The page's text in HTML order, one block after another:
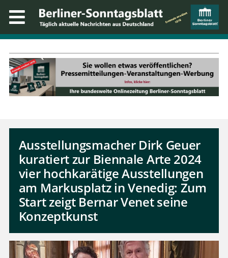
Ausstellungsmacher Dirk Geuer
kuratiert zur Biennale Arte 2024
vier hochkarätige Ausstellungen
am Markusplatz in Venedig: Zum
Start zeigt Bernar Venet seine
Konzeptkunst